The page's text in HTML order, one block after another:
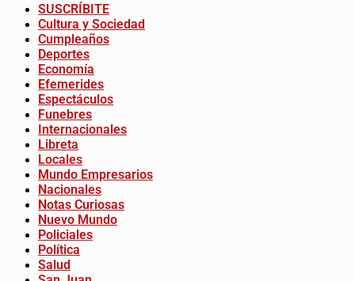
SUSCRÍBITE
Cultura y Sociedad
Cumpleaños
Deportes
Economía
Efemerides
Espectáculos
Funebres
Internacionales
Libreta
Locales
Mundo Empresarios
Nacionales
Notas Curiosas
Nuevo Mundo
Policiales
Política
Salud